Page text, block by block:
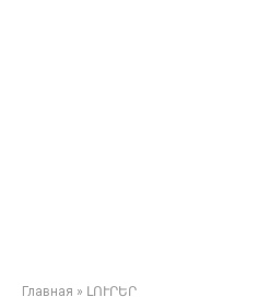
Главная » ԼՈՒՐԵՐ